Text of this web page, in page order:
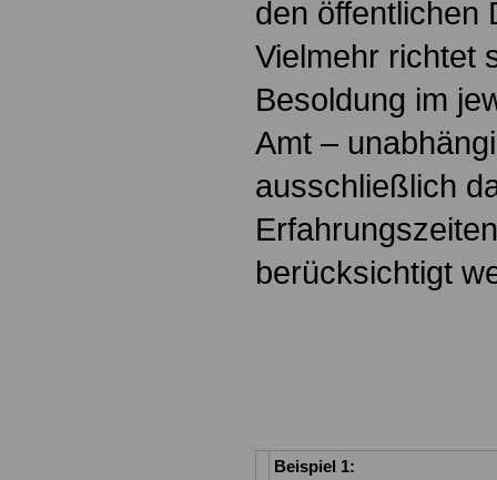
den öffentlichen
Vielmehr richtet
Besoldung im
Amt –
ausschließlich
berücksichtigt
Beispiel 1: